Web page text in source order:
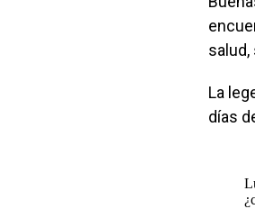
salud,
La
días